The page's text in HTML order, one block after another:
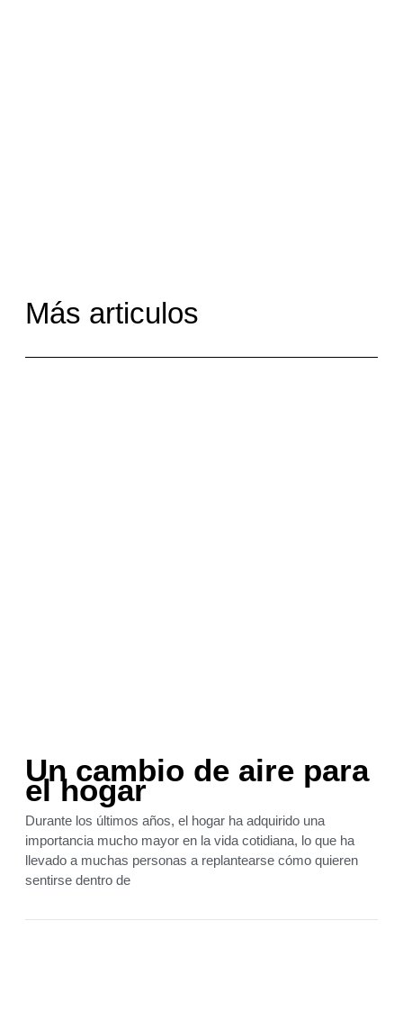
Más articulos
Un cambio de aire para
el hogar
Durante los últimos años, el hogar ha adquirido una
importancia mucho mayor en la vida cotidiana, lo que ha
llevado a muchas personas a replantearse cómo quieren
sentirse dentro de